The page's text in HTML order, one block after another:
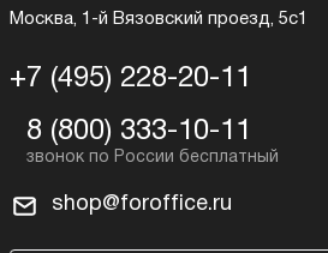
Москва, 1-й Вязовский проезд, 5с1
+7 (495) 228-20-11
8 (800) 333-10-11
shop@foroffice.ru